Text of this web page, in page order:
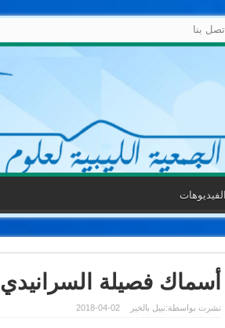
اتصل بنا
الفيديوهات
أسماك فصيلة السرانيدي
نشرت بواسطة:نبيل بالخير 2018-04-02